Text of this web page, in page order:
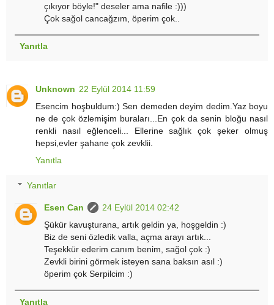
çıkıyor böyle!" deseler ama nafile :)))
Çok sağol cancağzım, öperim çok..
Yanıtla
Unknown 22 Eylül 2014 11:59
Esencim hoşbuldum:) Sen demeden deyim dedim.Yaz boyu
ne de çok özlemişim buraları...En çok da senin bloğu nasıl
renkli nasıl eğlenceli... Ellerine sağlık çok şeker olmuş
hepsi,evler şahane çok zevklii.
Yanıtla
Yanıtlar
Esen Can
24 Eylül 2014 02:42
Şükür kavuşturana, artık geldin ya, hoşgeldin :)
Biz de seni özledik valla, açma arayı artık...
Teşekkür ederim canım benim, sağol çok :)
Zevkli birini görmek isteyen sana baksın asıl :)
öperim çok Serpilcim :)
Yanıtla